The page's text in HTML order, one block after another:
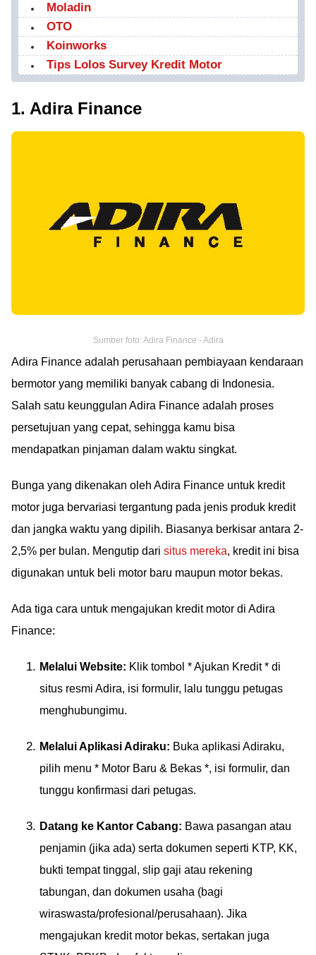
Moladin
OTO
Koinworks
Tips Lolos Survey Kredit Motor
1. Adira Finance
Sumber foto: Adira Finance - Adira
Adira Finance adalah perusahaan pembiayaan kendaraan
bermotor yang memiliki banyak cabang di Indonesia.
Salah satu keunggulan Adira Finance adalah proses
persetujuan yang cepat, sehingga kamu bisa
mendapatkan pinjaman dalam waktu singkat.
Bunga yang dikenakan oleh Adira Finance untuk kredit
motor juga bervariasi tergantung pada jenis produk kredit
dan jangka waktu yang dipilih. Biasanya berkisar antara 2-
2,5% per bulan. Mengutip dari situs mereka, kredit ini bisa
digunakan untuk beli motor baru maupun motor bekas.
Ada tiga cara untuk mengajukan kredit motor di Adira
Finance:
Melalui Website: Klik tombol * Ajukan Kredit * di
situs resmi Adira, isi formulir, lalu tunggu petugas
menghubungimu.
Melalui Aplikasi Adiraku: Buka aplikasi Adiraku,
pilih menu * Motor Baru & Bekas *, isi formulir, dan
tunggu konfirmasi dari petugas.
Datang ke Kantor Cabang: Bawa pasangan atau
penjamin (jika ada) serta dokumen seperti KTP, KK,
bukti tempat tinggal, slip gaji atau rekening
tabungan, dan dokumen usaha (bagi
wiraswasta/profesional/perusahaan). Jika
mengajukan kredit motor bekas, sertakan juga